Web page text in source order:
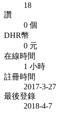
18
讚
0 個
DHR幣
0 元
在線時間
1 小時
註冊時間
2017-3-27
最後登錄
2018-4-7